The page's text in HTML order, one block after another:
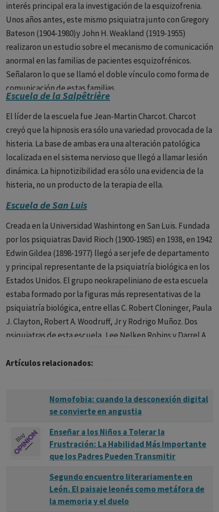
interés principal era la investigación de la esquizofrenia.
Unos años antes, este mismo psiquiatra junto con Gregory
Bateson (1904-1980)y John H. Weakland (1919-1955)
realizaron un estudio sobre el mecanismo de comunicación
anormal en las familias de pacientes esquizofrénicos.
Señalaron lo que se llamó el doble vínculo como forma de
comunicación de estas familias.
Escuela de la Salpêtrière
El líder de la escuela fue Jean-Martin Charcot. Charcot
creyó que la hipnosis era sólo una variedad provocada de la
histeria. La base de ambas era una alteración patológica
localizada en el sistema nervioso que llegó a llamar lesión
dinámica. La hipnotizibilidad era sólo una evidencia de la
histeria, no un producto de la terapia de ella.
Escuela de San Luis
Creada en la Universidad Washintong en San Luis. Fundada
por los psiquiatras David Rioch (1900-1985) en 1938, en 1942
Edwin Gildea (1898-1977) llegó a ser jefe de departamento
y principal representante de la psiquiatría biológica en los
Estados Unidos. El grupo neokrapeliniano de esta escuela
estaba formado por la figuras más representativas de la
psiquiatría biológica, entre ellas C. Robert Cloninger, Paula
J. Clayton, Robert A. Woodruff, Jr y Rodrigo Muñoz. Dos
psiquiatras de esta escuela, Lee Nelken Robins y Darrel A.
epidemiological Catchment Area Study.
Artículos relacionados:
Nomofobia: cuando la desconexión digital
se convierte en angustia
Enseñar a los Niños a Tolerar la
Frustración: La Habilidad Más Importante
que los Padres Pueden Transmitir
Segundo encuentro literariamente en
León. El paisaje leonés como metáfora de
la memoria y el duelo